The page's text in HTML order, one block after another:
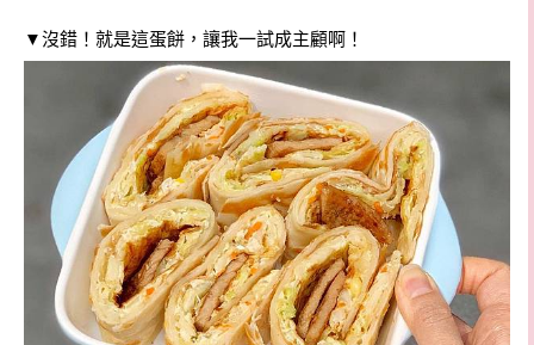
▼沒錯！就是這蛋餅，讓我一試成主顧啊！